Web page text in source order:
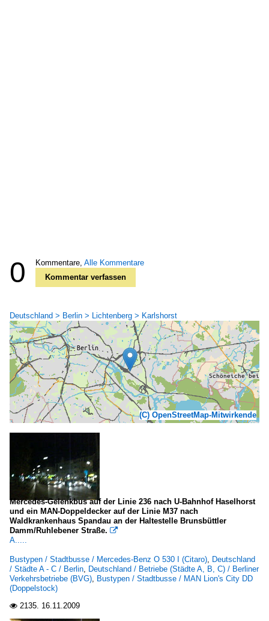
0 Kommentare, Alle Kommentare
Kommentar verfassen
Deutschland > Berlin > Lichtenberg > Karlshorst
(C) OpenStreetMap-Mitwirkende
Mercedes-Gelenkbus auf der Linie 236 nach U-Bahnhof Haselhorst
und ein MAN-Doppeldecker auf der Linie M37 nach
Waldkrankenhaus Spandau an der Haltestelle Brunsbüttler
Damm/Ruhlebener Straße. 
A.....
Bustypen / Stadtbusse / Mercedes-Benz O 530 I (Citaro), Deutschland
/ Städte A - C / Berlin, Deutschland / Betriebe (Städte A, B, C) / Berliner
Verkehrsbetriebe (BVG), Bustypen / Stadtbusse / MAN Lion's City DD
(Doppelstock)
 2135. 16.11.2009